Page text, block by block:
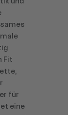
Fit
für
eine